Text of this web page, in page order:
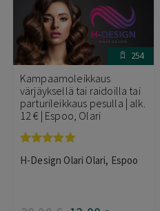
254
Kampaamoleikkaus
värjäyksellä tai raidoilla tai
parturileikkaus pesulla | alk.
12 € | Espoo, Olari
tuotteesta:
H-Design Olari Olari, Espoo